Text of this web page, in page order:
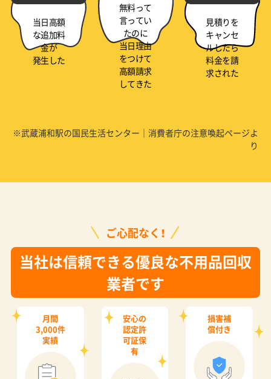
当日高額
な追加料
金が
発生した
無料って
言ってい
たのに
当日理由
をつけて
高額請求
してきた
見積りを
キャンセ
ルしたら
料金を請
求された
※武蔵浦和駅の国民生活センター｜消費者庁の注意喚起ページよ
り
ご心配なく！
当社は信頼できる優良な不用品回収
業者です
月間
3,000件
実績
安心の
認定許
可証保
有
損害補
償付き